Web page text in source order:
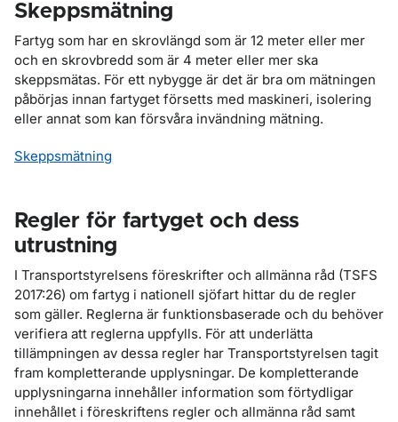
Skeppsmätning
Fartyg som har en skrovlängd som är 12 meter eller mer
och en skrovbredd som är 4 meter eller mer ska
skeppsmätas. För ett nybygge är det är bra om mätningen
påbörjas innan fartyget försetts med maskineri, isolering
eller annat som kan försvåra invändning mätning.
Skeppsmätning
Regler för fartyget och dess
utrustning
I Transportstyrelsens föreskrifter och allmänna råd (TSFS
2017:26) om fartyg i nationell sjöfart hittar du de regler
som gäller. Reglerna är funktionsbaserade och du behöver
verifiera att reglerna uppfylls. För att underlätta
tillämpningen av dessa regler har Transportstyrelsen tagit
fram kompletterande upplysningar. De kompletterande
upplysningarna innehåller information som förtydligar
innehållet i föreskriftens regler och allmänna råd samt